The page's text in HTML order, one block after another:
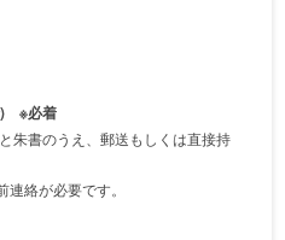
) ※必着
朱書のうえ、郵送もしくは直接持
絡が必要です。